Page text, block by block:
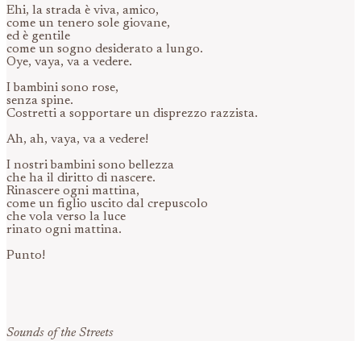
Ehi, la strada è viva, amico,
come un tenero sole giovane,
ed è gentile
come un sogno desiderato a lungo.
Oye, vaya, va a vedere.
I bambini sono rose,
senza spine.
Costretti a sopportare un disprezzo razzista.
Ah, ah, vaya, va a vedere!
I nostri bambini sono bellezza
che ha il diritto di nascere.
Rinascere ogni mattina,
come un figlio uscito dal crepuscolo
che vola verso la luce
rinato ogni mattina.
Punto!
Sounds of the Streets